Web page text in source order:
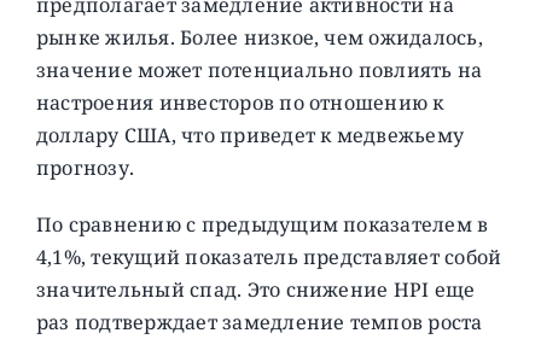
рынке жилья. Более низкое, чем ожидалось,
значение может потенциально повлиять на
настроения инвесторов по отношению к
доллару США, что приведет к медвежьему
прогнозу.
По сравнению с предыдущим показателем в
4,1%, текущий показатель представляет собой
значительный спад. Это снижение HPI еще
раз подтверждает замедление темпов роста